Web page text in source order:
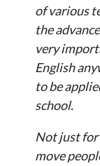
of various
the
very
English
to be
school.
Not just for
move